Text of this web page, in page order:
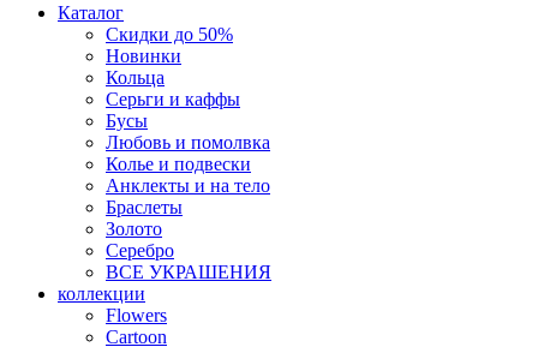
Каталог
Скидки до 50%
Новинки
Кольца
Серьги и каффы
Бусы
Любовь и помолвка
Колье и подвески
Анклекты и на тело
Браслеты
Золото
Серебро
ВСЕ УКРАШЕНИЯ
коллекции
Flowers
Cartoon